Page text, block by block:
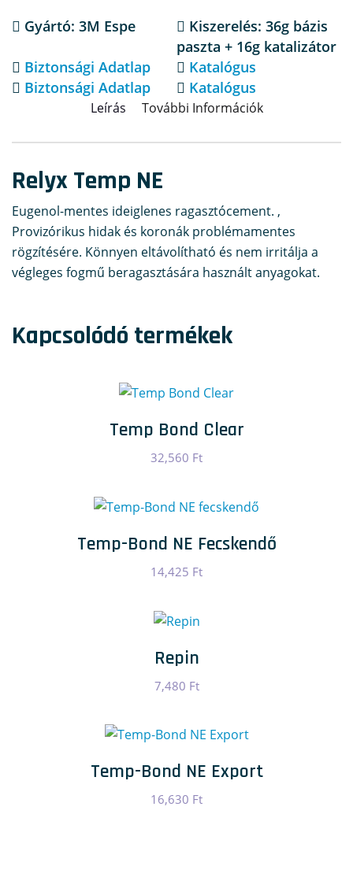
Gyártó: 3M Espe
Kiszerelés: 36g bázis
paszta + 16g katalizátor
Biztonsági Adatlap
Katalógus
Biztonsági Adatlap
Katalógus
Leírás További Információk
Relyx Temp NE
Eugenol-mentes ideiglenes ragasztócement. ,
Provizórikus hidak és koronák problémamentes
rögzítésére. Könnyen eltávolítható és nem irritálja a
végleges fogmű beragasztására használt anyagokat.
Kapcsolódó termékek
Temp Bond Clear
32,560 Ft
Temp-Bond NE Fecskendő
14,425 Ft
Repin
7,480 Ft
Temp-Bond NE Export
16,630 Ft